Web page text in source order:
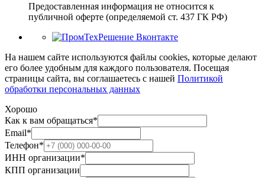
Предоставленная информация не относится к
публичной оферте (определяемой ст. 437 ГК РФ)
На нашем сайте используются файлы cookies, которые делают
его более удобным для каждого пользователя. Посещая
страницы сайта, вы соглашаетесь c нашей Политикой
обработки персональных данных
Хорошо
Как к вам обращаться*
Email*
Телефон*
ИНН организации*
КПП организации